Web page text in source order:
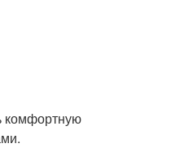
комфортную